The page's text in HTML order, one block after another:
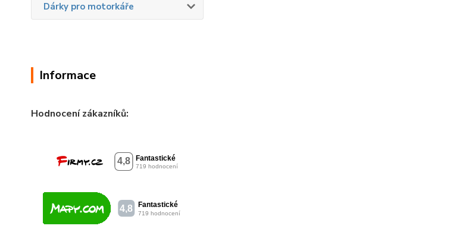
Dárky pro motorkáře
Informace
Hodnocení zákazníků: